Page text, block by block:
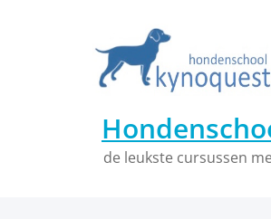
de leukste cursussen